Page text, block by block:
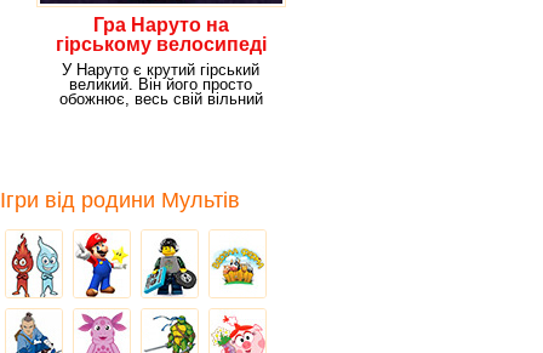
Гра Наруто на
гірському велосипеді
У Наруто є крутий гірський
великий. Він його просто
обожнює, весь свій вільний
Ігри від родини Мультів